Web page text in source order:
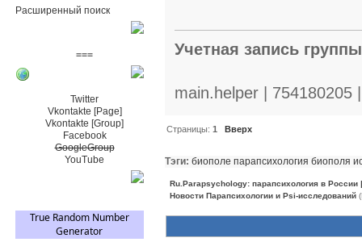
Расширенный поиск
===
Twitter
Vkontakte [Page]
Vkontakte [Group]
Facebook
GoogleGroup
YouTube
Учетная запись
main.helper |
Страницы:1 Вверх
Тэги: биополе парапсихология биополя
Ru.Parapsychology: парапсихология в
Новости Парапсихологии и Psi-исследований